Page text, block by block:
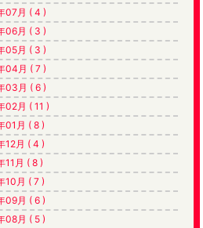
07月 ( 4 )
06月 ( 3 )
05月 ( 3 )
04月 ( 7 )
03月 ( 6 )
02月 ( 11 )
01月 ( 8 )
12月 ( 4 )
11月 ( 8 )
10月 ( 7 )
09月 ( 6 )
08月 ( 5 )